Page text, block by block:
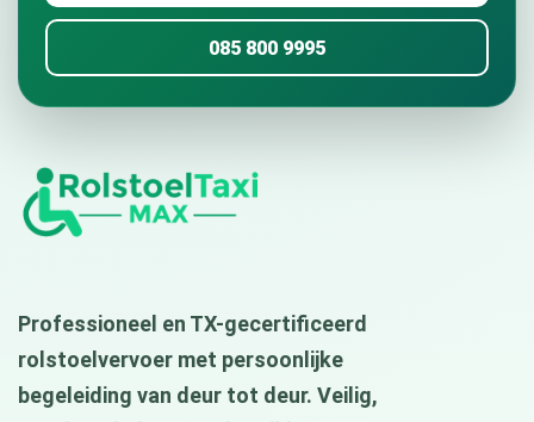
085 800 9995
Professioneel en TX-gecertificeerd
rolstoelvervoer met persoonlijke
begeleiding van deur tot deur. Veilig,